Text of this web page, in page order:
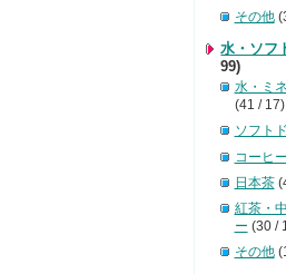
その他
水・ソフ
99)
水・ミ
(41 / 17)
ソフト
コーヒ
日本茶
紅茶・
ー (30 /
その他